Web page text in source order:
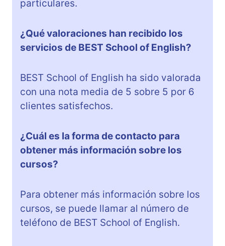
particulares.
¿Qué valoraciones han recibido los
servicios de BEST School of English?
BEST School of English ha sido valorada
con una nota media de 5 sobre 5 por 6
clientes satisfechos.
¿Cuál es la forma de contacto para
obtener más información sobre los
cursos?
Para obtener más información sobre los
cursos, se puede llamar al número de
teléfono de BEST School of English.